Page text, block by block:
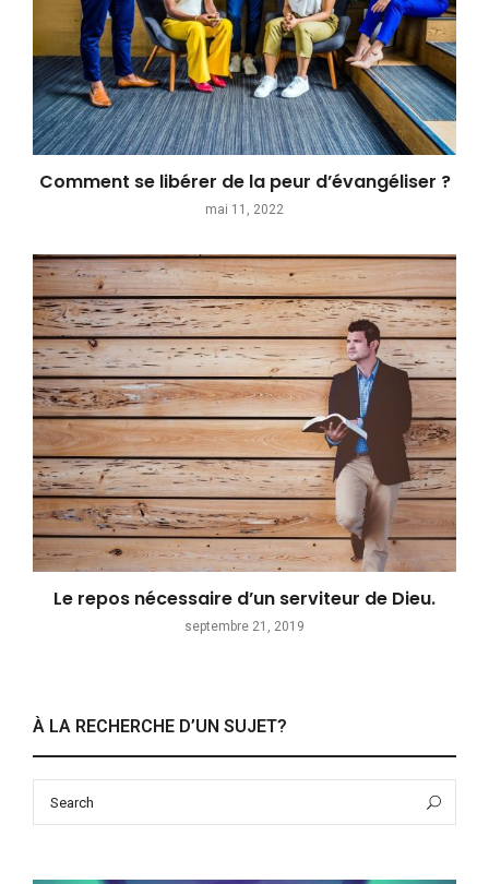
Comment se libérer de la peur d’évangéliser ?
mai 11, 2022
Le repos nécessaire d’un serviteur de Dieu.
septembre 21, 2019
À LA RECHERCHE D’UN SUJET?